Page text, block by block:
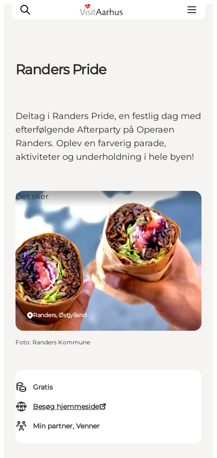
Byer og steder
Planlæg ferien
Transport
Randers Pride
Deltag i Randers Pride, en festlig dag med
efterfølgende Afterparty på Operaen
Randers. Oplev en farverig parade,
aktiviteter og underholdning i hele byen!
Gratis
Besøg hjemmeside
Min partner, Venner
Randers, Østjylland
Det sker
Foto: Randers Kommune